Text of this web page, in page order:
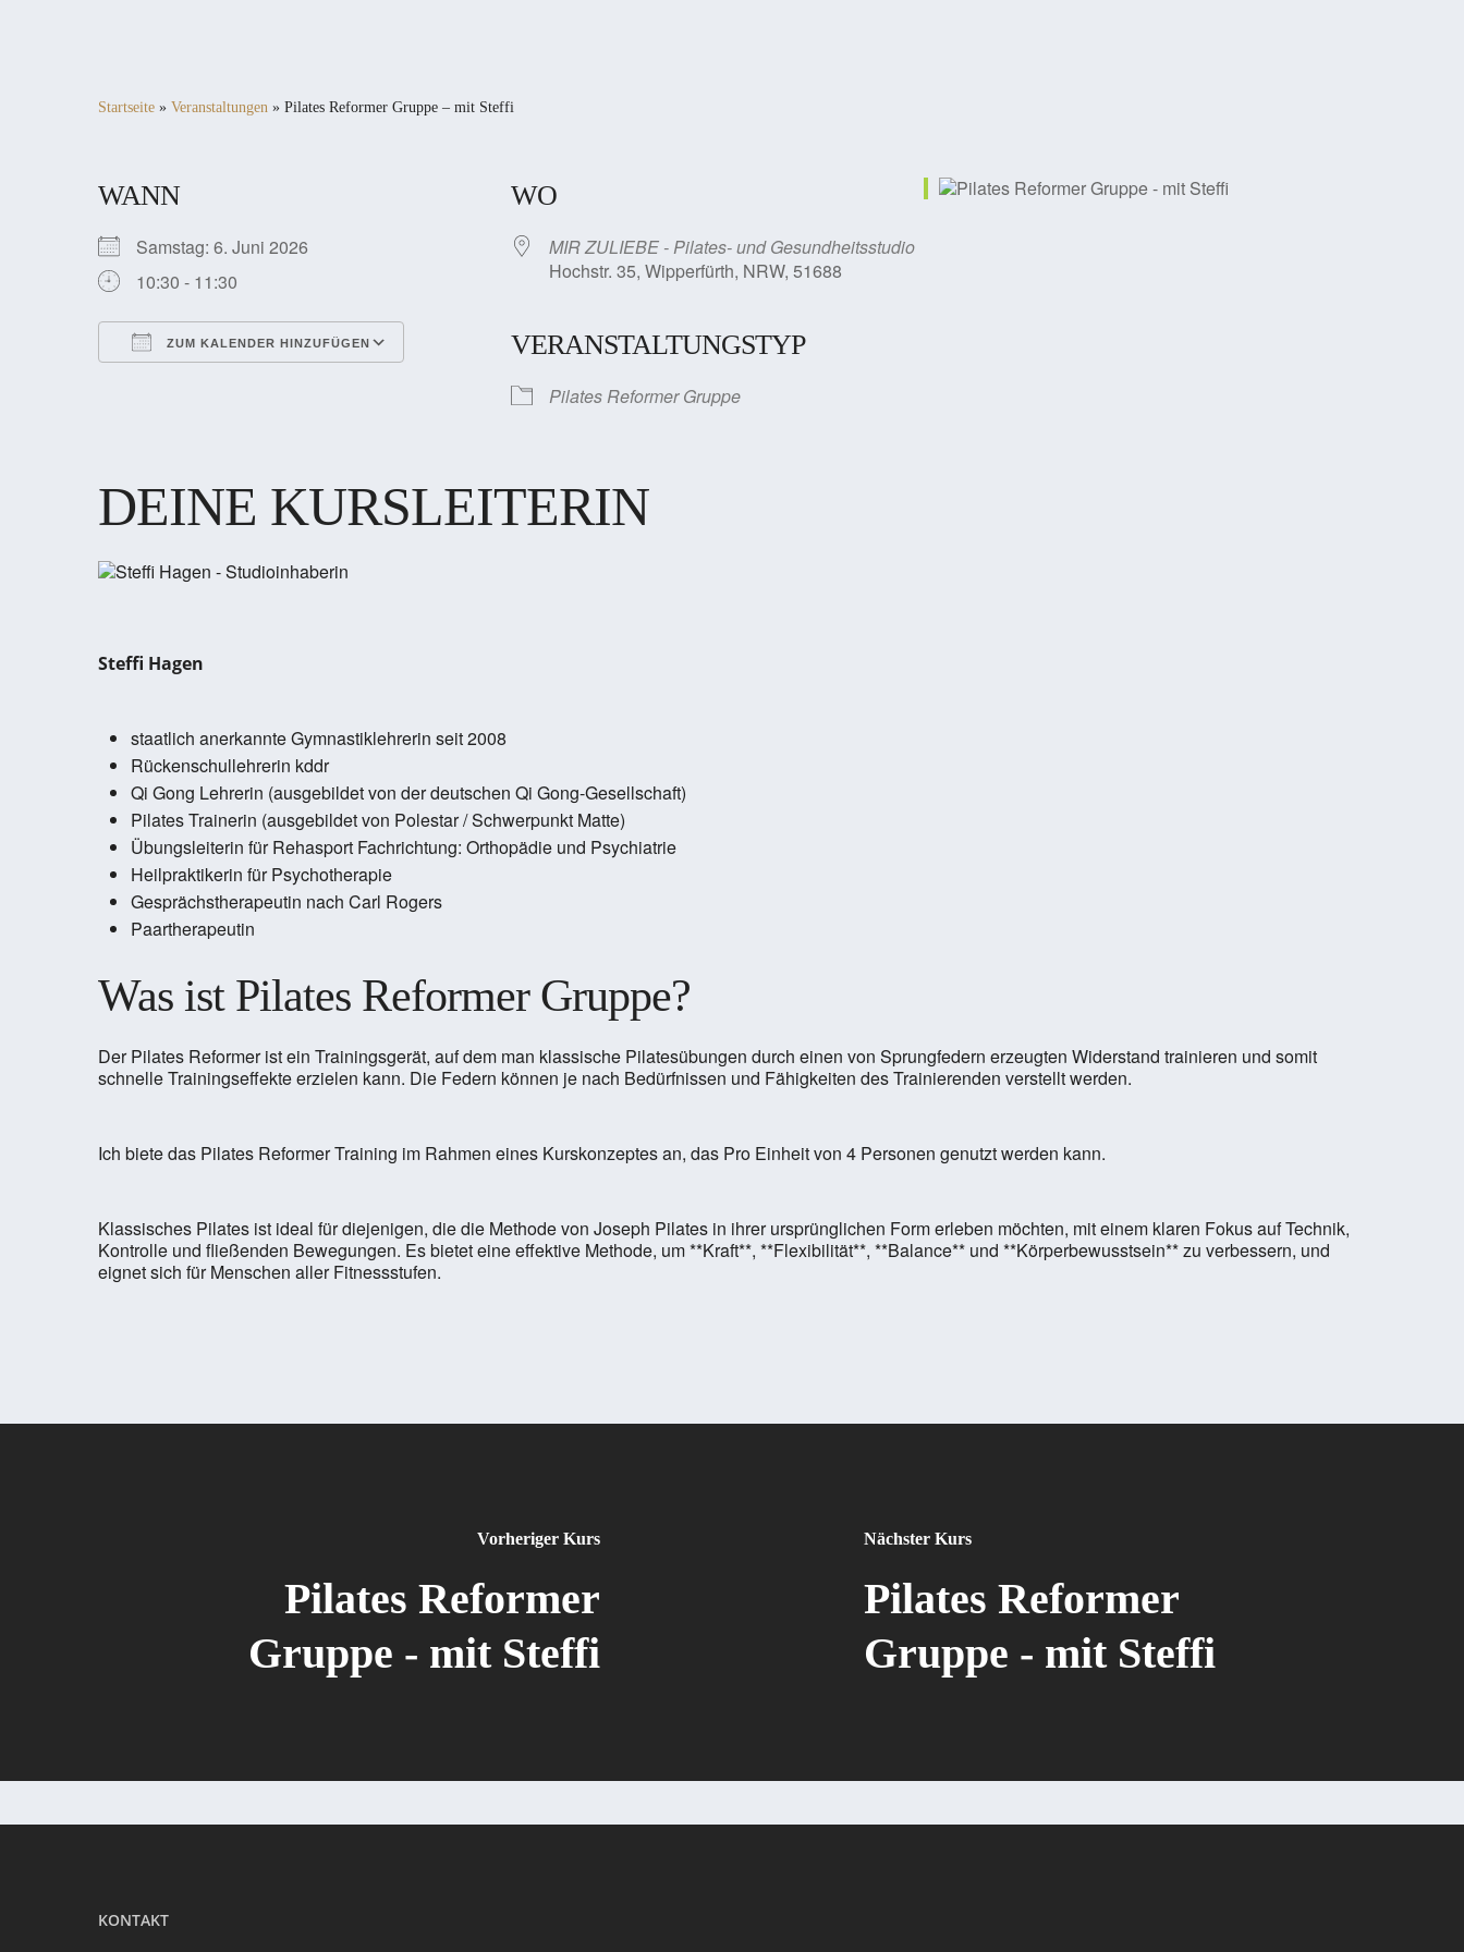
Startseite » Veranstaltungen » Pilates Reformer Gruppe – mit Steffi
WANN
Samstag: 6. Juni 2026
10:30 - 11:30
ZUM KALENDER HINZUFÜGEN
WO
MIR ZULIEBE - Pilates- und Gesundheitsstudio
Hochstr. 35, Wipperfürth, NRW, 51688
VERANSTALTUNGSTYP
Pilates Reformer Gruppe
DEINE KURSLEITERIN
Steffi Hagen
staatlich anerkannte Gymnastiklehrerin seit 2008
Rückenschullehrerin kddr
Qi Gong Lehrerin (ausgebildet von der deutschen Qi Gong-Gesellschaft)
Pilates Trainerin (ausgebildet von Polestar / Schwerpunkt Matte)
Übungsleiterin für Rehasport Fachrichtung: Orthopädie und Psychiatrie
Heilpraktikerin für Psychotherapie
Gesprächstherapeutin nach Carl Rogers
Paartherapeutin
Was ist Pilates Reformer Gruppe?
Der Pilates Reformer ist ein Trainingsgerät, auf dem man klassische Pilatesübungen durch einen von Sprungfedern erzeugten Widerstand trainieren und somit
schnelle Trainingseffekte erzielen kann. Die Federn können je nach Bedürfnissen und Fähigkeiten des Trainierenden verstellt werden.
Ich biete das Pilates Reformer Training im Rahmen eines Kurskonzeptes an, das Pro Einheit von 4 Personen genutzt werden kann.
Klassisches Pilates ist ideal für diejenigen, die die Methode von Joseph Pilates in ihrer ursprünglichen Form erleben möchten, mit einem klaren Fokus auf Technik,
Kontrolle und fließenden Bewegungen. Es bietet eine effektive Methode, um **Kraft**, **Flexibilität**, **Balance** und **Körperbewusstsein** zu verbessern, und
eignet sich für Menschen aller Fitnessstufen.
Vorheriger Kurs
Pilates Reformer
Gruppe - mit Steffi
Nächster Kurs
Pilates Reformer
Gruppe - mit Steffi
KONTAKT